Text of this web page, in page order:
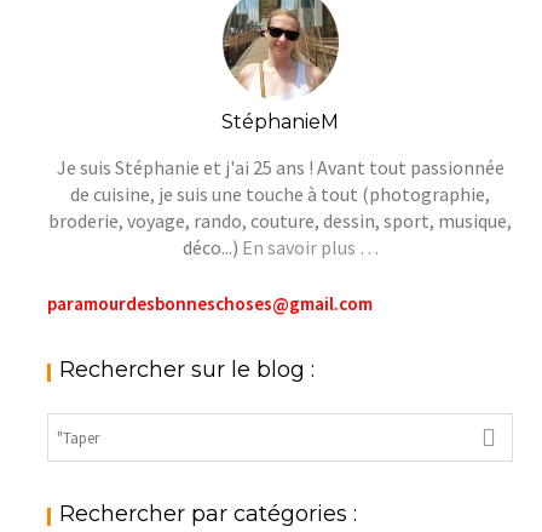
StéphanieM
Je suis Stéphanie et j'ai 25 ans ! Avant tout passionnée
de cuisine, je suis une touche à tout (photographie,
broderie, voyage, rando, couture, dessin, sport, musique,
déco...) En savoir plus …
paramourdesbonneschoses@gmail.com
Rechercher sur le blog :
Rechercher par catégories :